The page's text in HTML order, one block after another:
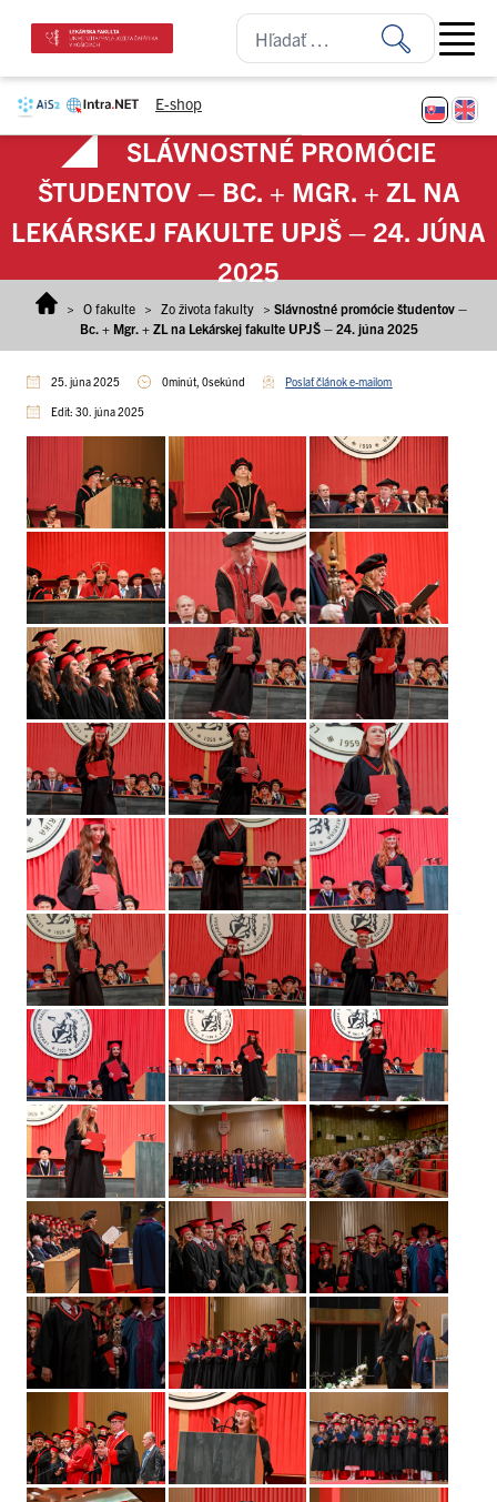
E-shop
Open
SLÁVNOSTNÉ PROMÓCIE
ŠTUDENTOV – BC. + MGR. + ZL NA
LEKÁRSKEJ FAKULTE UPJŠ – 24. JÚNA
2025
> O fakulte > Zo života fakulty > Slávnostné promócie študentov –
Bc. + Mgr. + ZL na Lekárskej fakulte UPJŠ – 24. júna 2025
25. júna 2025 0minút, 0sekúnd Poslať článok e-mailom
Edit: 30. júna 2025